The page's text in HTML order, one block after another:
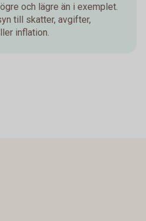
och lägre än i exemplet.
till skatter, avgifter,
inflation.